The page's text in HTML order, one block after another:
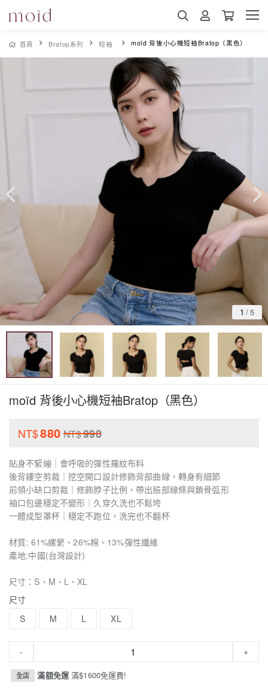
首頁 Bratop系列 短袖 moïd 背後小心機短袖Bratop（黑色）
1 /5
moïd 背後小心機短袖Bratop（黑色）
NT$880 NT$990
貼身不緊繃｜會呼吸的彈性羅紋布料
後背鏤空剪裁｜挖空開口設計修飾背部曲線，轉身有細節
前領小缺口剪裁｜修飾脖子比例，帶出臉部線條與鎖骨弧形
袖口包邊穩定不變形｜久穿久洗也不鬆垮
一體成型罩杯｜穩定不跑位，洗完也不翻杯
材質: 61%縲縈、26%棉、13%彈性纖維
產地:中國(台灣設計)
尺寸：S、M、L、XL
尺寸
S
M L XL
- +
全店 滿額免運滿$1600免運費!